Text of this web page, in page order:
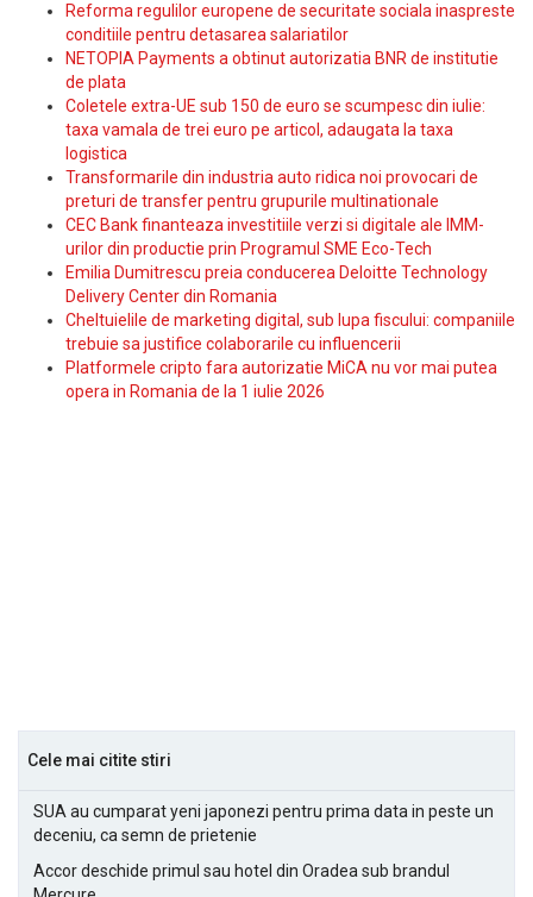
Reforma regulilor europene de securitate sociala inaspreste
conditiile pentru detasarea salariatilor
NETOPIA Payments a obtinut autorizatia BNR de institutie
de plata
Coletele extra-UE sub 150 de euro se scumpesc din iulie:
taxa vamala de trei euro pe articol, adaugata la taxa
logistica
Transformarile din industria auto ridica noi provocari de
preturi de transfer pentru grupurile multinationale
CEC Bank finanteaza investitiile verzi si digitale ale IMM-
urilor din productie prin Programul SME Eco-Tech
Emilia Dumitrescu preia conducerea Deloitte Technology
Delivery Center din Romania
Cheltuielile de marketing digital, sub lupa fiscului: companiile
trebuie sa justifice colaborarile cu influencerii
Platformele cripto fara autorizatie MiCA nu vor mai putea
opera in Romania de la 1 iulie 2026
Cele mai citite stiri
SUA au cumparat yeni japonezi pentru prima data in peste un
deceniu, ca semn de prietenie
Accor deschide primul sau hotel din Oradea sub brandul